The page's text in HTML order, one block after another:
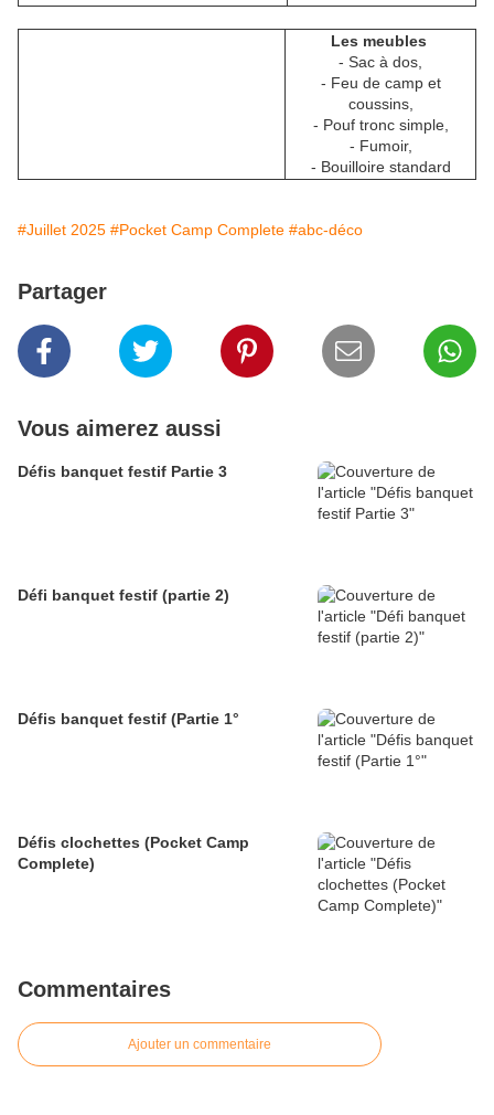
Les meubles
- Sac à dos,
- Feu de camp et
coussins,
- Pouf tronc simple,
- Fumoir,
- Bouilloire standard
#Juillet 2025 #Pocket Camp Complete #abc-déco
Partager
Vous aimerez aussi
Défis banquet festif Partie 3
Défi banquet festif (partie 2)
Défis banquet festif (Partie 1°
Défis clochettes (Pocket Camp
Complete)
Commentaires
Ajouter un commentaire